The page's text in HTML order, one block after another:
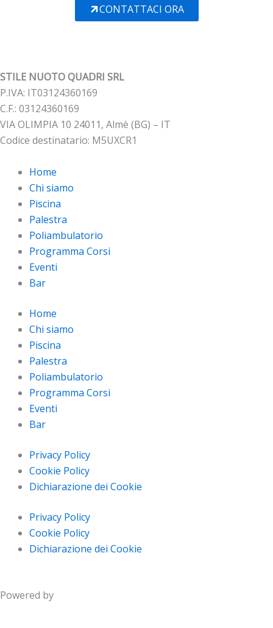
CONTATTACI ORA
STILE NUOTO QUADRI SRL
P.IVA: IT03124360169
C.F.: 03124360169
VIA OLIMPIA 10 24011, Almè (BG) – IT
Codice destinatario: M5UXCR1
Home
Chi siamo
Piscina
Palestra
Poliambulatorio
Programma Corsi
Eventi
Bar
Home
Chi siamo
Piscina
Palestra
Poliambulatorio
Programma Corsi
Eventi
Bar
Privacy Policy
Cookie Policy
Dichiarazione dei Cookie
Privacy Policy
Cookie Policy
Dichiarazione dei Cookie
Powered by